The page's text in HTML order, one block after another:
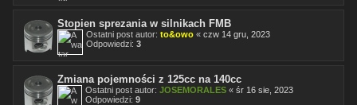
Stopien sprezania w silnikach FMB
Ostatni post autor: to&owo « czw 14 gru, 2023
Odpowiedzi: 3
Zmiana pojemności z 125cc na 140cc
Ostatni post autor: JOSEMORALES « śr 16 sie, 2023
Odpowiedzi: 9